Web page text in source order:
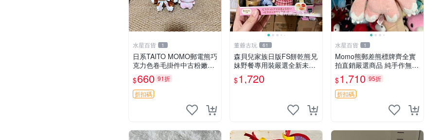
水星百貨 1
日系TAITO MOMO郵電熊巧
克力色卷毛掛件中古粉嫩玩
偶微瑕推薦 postpet momo
郵電熊 中古玩偶
$660 91折
折扣碼
董爺古玩 61
森貝兒家族日版FS餅乾熊兄
妹野餐專用裝嚴選全新未開
封，包含兩組大童款紙盒
裝，適合收藏與分享。 餅乾
$1,720
水星百貨 1
Momo熊郵差熊標牌齊全實
拍直銷嚴選商品 純手作無修
圖可收藏 郵差熊 Momo熊
標牌 商品
$1,710 95折
折扣碼